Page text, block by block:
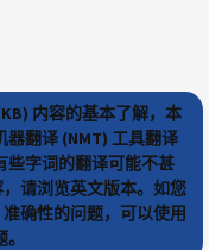
内容的基本了解，本
翻译 (NMT) 工具翻译
些字词的翻译可能不甚
请浏览英文版本。如您
确性的问题，可以使用